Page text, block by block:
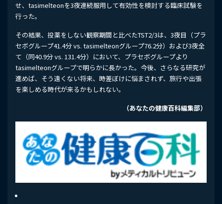
せ、tasimelteonを3夜連続服用して有効性を検討する臨床試験を
行った。
その結果、投薬をしない観察期間と比べたTST2/3は、3夜目（プラ
セボグループ41.4分 vs. tasimelteonグループ76.2分）および3夜全
て（同40.9分 vs. 131.4分）において、プラセボグループより
tasimelteonグループで明らかに長かった。今後、さらなる研究が
進めば、そう遠くない将来、時差ぼけに悩まされず、旅行や出張
を楽しめる時代が来るかもしれない。
（あなたの健康百科編集部）